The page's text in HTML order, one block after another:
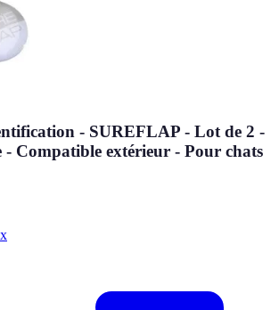
- SUREFLAP - Lot de 2 -
- Compatible extérieur - Pour chats